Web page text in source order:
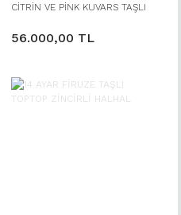
CİTRİN VE PİNK KUVARS TAŞLI
56.000,00 TL